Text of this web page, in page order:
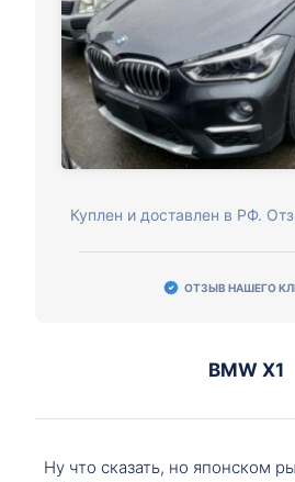
Куплен и доставлен в РФ.
ОТЗЫВ НАШЕГО
BMW X1
Ну что сказать, но японском